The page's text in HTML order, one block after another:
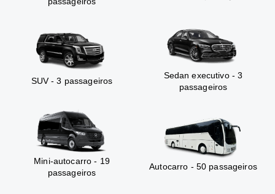
SUV - 3 passageiros
Sedan executivo - 3
passageiros
Mini-autocarro - 19
passageiros
Autocarro - 50 passageiros